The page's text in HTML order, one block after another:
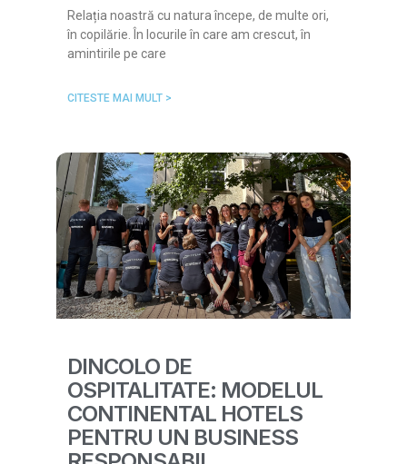
Relația noastră cu natura începe, de multe ori,
în copilărie. În locurile în care am crescut, în
amintirile pe care
CITESTE MAI MULT >
DINCOLO DE
OSPITALITATE: MODELUL
CONTINENTAL HOTELS
PENTRU UN BUSINESS